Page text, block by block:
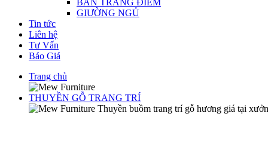
BÀN TRANG ĐIỂM
GIƯỜNG NGỦ
Tin tức
Liên hệ
Tư Vấn
Báo Giá
Trang chủ
THUYỀN GỖ TRANG TRÍ
Thuyền buồm trang trí gỗ hương giá tại